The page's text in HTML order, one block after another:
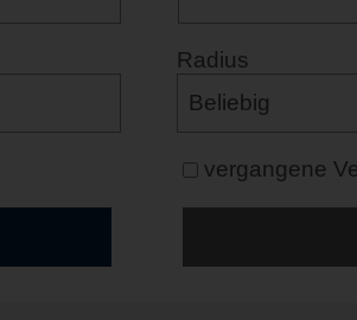
Radius
vergangene